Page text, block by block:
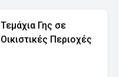
Τεμάχια Γης σε
Οικιστικές Περιοχές